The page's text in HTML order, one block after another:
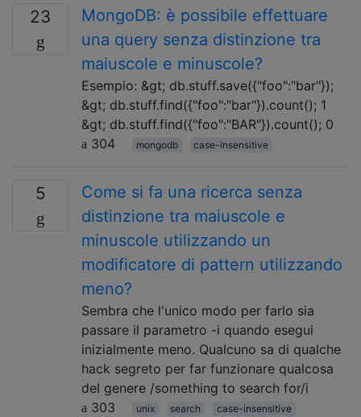
23
MongoDB: è possibile effettuare
una query senza distinzione tra
maiuscole e minuscole?
Esempio: &gt; db.stuff.save({"foo":"bar"});
&gt; db.stuff.find({"foo":"bar"}).count(); 1
&gt; db.stuff.find({"foo":"BAR"}).count(); 0
304
mongodb case-insensitive
5
Come si fa una ricerca senza
distinzione tra maiuscole e
minuscole utilizzando un
modificatore di pattern utilizzando
meno?
Sembra che l'unico modo per farlo sia
passare il parametro -i quando esegui
inizialmente meno. Qualcuno sa di qualche
hack segreto per far funzionare qualcosa
del genere /something to search for/i
303
unix search
case-insensitive